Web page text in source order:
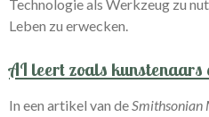
Technologie als Werkzeug zu
Leben zu erwecken.
AI leert zoals kunstenaars
In een artikel van deSmithsonian